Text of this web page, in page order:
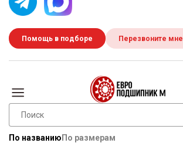
Помощь в подборе Перезвоните мне
По названию По размерам